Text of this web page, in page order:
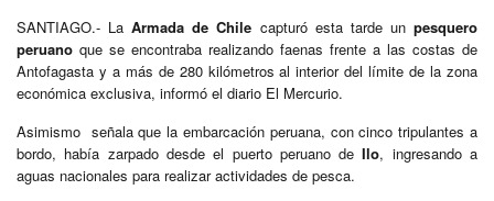
SANTIAGO.- LaArmada de Chile capturó esta tarde unpesquero
peruano que se encontraba realizando faenas frente a las costas de
Antofagasta y a más de 280 kilómetros al interior del límite de la zona
económica exclusiva, informó el diario El Mercurio.
Asimismo señala que la embarcación peruana, con cinco tripulantes a
bordo, había zarpado desde el puerto peruano de Ilo, ingresando a
aguas nacionales para realizar actividades de pesca.